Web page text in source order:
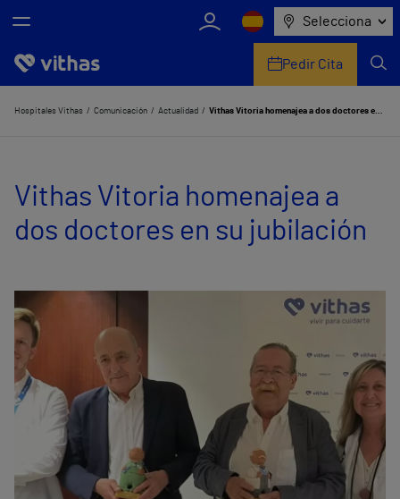
Selecciona
Nosotros
Servicios de salud
Equipo médico y asistencial
Comunicación
Pedir Cita
Hospitales Vithas Comunicación Actualidad Vithas Vitoria homenajea a dos doctores en su jubilación
Vithas Vitoria homenajea a
dos doctores en su jubilación